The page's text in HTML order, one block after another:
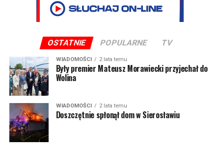
OSTATNIE POPULARNE TV
WIADOMOŚCI 2 lata temu
Były premier Mateusz Morawiecki przyjechał do
Wolina
WIADOMOŚCI 2 lata temu
Doszczętnie spłonął dom w Sierosławiu